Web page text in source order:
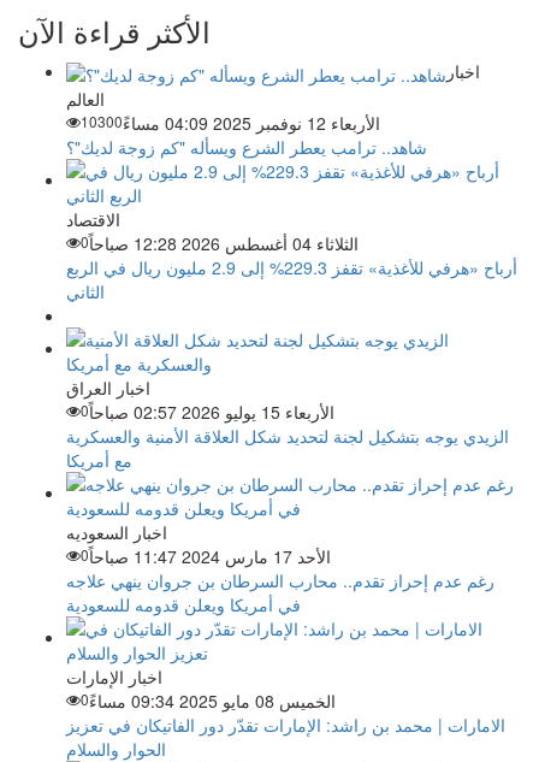
الأكثر قراءة الآن
اخبار
العالم
الأربعاء 12 نوفمبر 2025 04:09 مساءً
10300
شاهد.. ترامب يعطر الشرع ويسأله "كم زوجة لديك"؟
الاقتصاد
الثلاثاء 04 أغسطس 2026 12:28 صباحاً
0
أرباح «هرفي للأغذية» تقفز 229.3% إلى 2.9 مليون ريال في الربع
الثاني
اخبار العراق
الأربعاء 15 يوليو 2026 02:57 صباحاً
0
الزيدي يوجه بتشكيل لجنة لتحديد شكل العلاقة الأمنية والعسكرية
مع أمريكا
اخبار السعوديه
الأحد 17 مارس 2024 11:47 صباحاً
0
رغم عدم إحراز تقدم.. محارب السرطان بن جروان ينهي علاجه
في أمريكا ويعلن قدومه للسعودية
اخبار الإمارات
الخميس 08 مايو 2025 09:34 مساءً
0
الامارات | محمد بن راشد: الإمارات تقدّر دور الفاتيكان في تعزيز
الحوار والسلام